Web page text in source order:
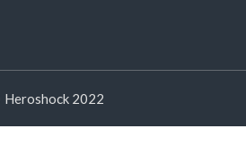
Heroshock 2022